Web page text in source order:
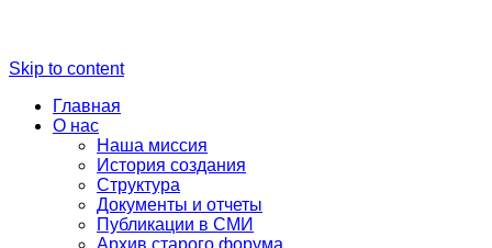
Skip to content
Главная
О нас
Наша миссия
История создания
Структура
Документы и отчеты
Публикации в СМИ
Архив старого форума